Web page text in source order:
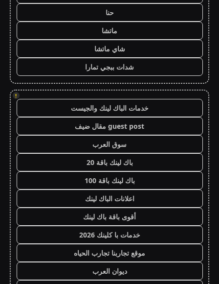
حنا
ماتشا
شاي ماتشا
شدات ببجي تمارا
!
خدمات الباك لينك والجيست
guest post مقال ضيف
سوق العرب
باك لينك باقة 20
باك لينك باقة 100
اعلانات الباك لينك
أقوى باقة باك لينك
خدمات با كلينك 2026
موقع تجاربنا تجارب الحياه
ديوان العرب